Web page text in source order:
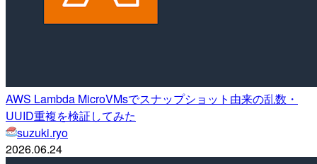
AWS Lambda MicroVMsでスナップショット由来の乱数・
UUID重複を検証してみた
suzuki.ryo
2026.06.24